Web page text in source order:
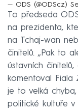
— ODS (@ODScz)
To předseda
na prezidenta,
na Tchaj-wan
činitelů. „Pak to
ústavních
komentoval Fiala
je to velká
politické kultuře v